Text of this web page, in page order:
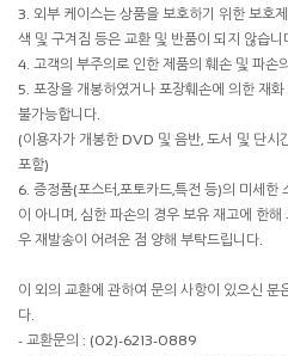
3. 외부 케이스는 상품을 보호하기 위한 보호
색 및 구겨짐 등은 교환 및 반품이 되지 않습니
4. 고객의 부주의로 인한 제품의 훼손 및 파손
5. 포장을 개봉하였거나 포장훼손에 의한 재
불가능합니다.
(이용자가 개봉한 DVD 및 음반, 도서 및 단시
포함)
6. 증정품(포스터,포토카드,특전 등)의 미세한
이 아니며, 심한 파손의 경우 보유 재고에 한
우 재발송이 어려운 점 양해 부탁드립니다.
이 외의 교환에 관하여 문의 사항이 있으신 분
다.
- 교환문의 : (02)-6213-0889